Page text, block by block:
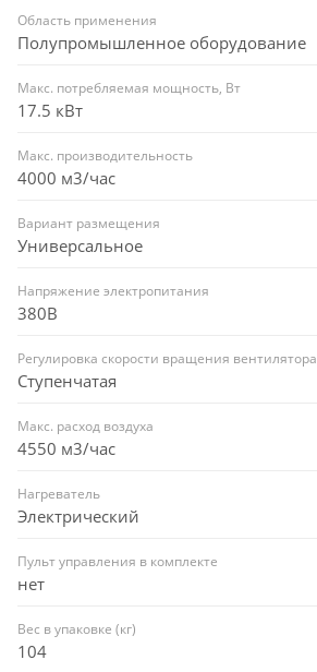
Область применения
Полупромышленное оборудование
Макс. потребляемая мощность, Вт
17.5 кВт
Макс. производительность
4000 м3/час
Вариант размещения
Универсальное
Напряжение электропитания
380В
Регулировка скорости вращения вентилятора
Ступенчатая
Макс. расход воздуха
4550 м3/час
Нагреватель
Электрический
Пульт управления в комплекте
нет
Вес в упаковке (кг)
104